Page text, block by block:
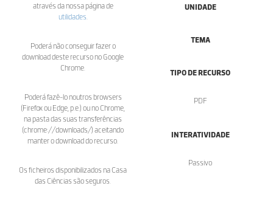
através da nossa página de
utilidades
Poderá não conseguir fazer o
download deste recurso no Google
Chrome.
Poderá fazê-lo noutros browsers
(Firefox ou Edge, p.e.) ou no Chrome,
na pasta das suas transferências
(chrome://downloads/) aceitando
manter o download do recurso.
Os ficheiros disponibilizados na Casa
das Ciências são seguros.
UNIDADE
TEMA
TIPO DE RECURSO
PDF
INTERATIVIDADE
Passivo